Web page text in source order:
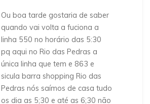
Ou boa tarde gostaria de saber
quando vai volta a fuciona a
linha 550 no horário das 5:30
pq aqui no Rio das Pedras a
única linha que tem e 863 e
sicula barra shopping Rio das
Pedras nós saímos de casa tudo
os dia as 5;30 e até as 6;30 não